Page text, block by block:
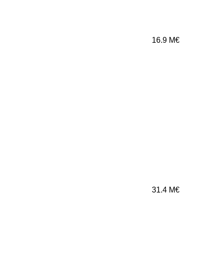
16.9 M€
31.4 M€